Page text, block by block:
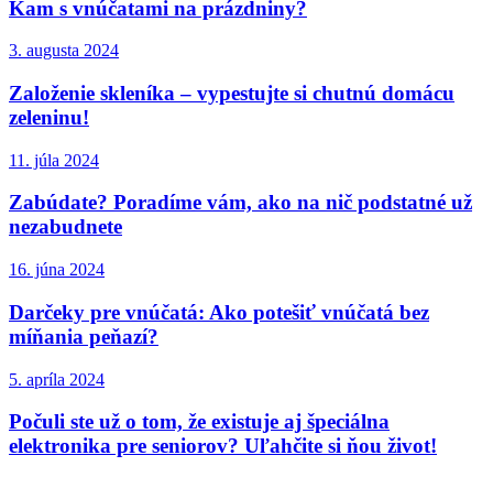
Kam s vnúčatami na prázdniny?
3. augusta 2024
Založenie skleníka – vypestujte si chutnú domácu
zeleninu!
11. júla 2024
Zabúdate? Poradíme vám, ako na nič podstatné už
nezabudnete
16. júna 2024
Darčeky pre vnúčatá: Ako potešiť vnúčatá bez
míňania peňazí?
5. apríla 2024
Počuli ste už o tom, že existuje aj špeciálna
elektronika pre seniorov? Uľahčite si ňou život!